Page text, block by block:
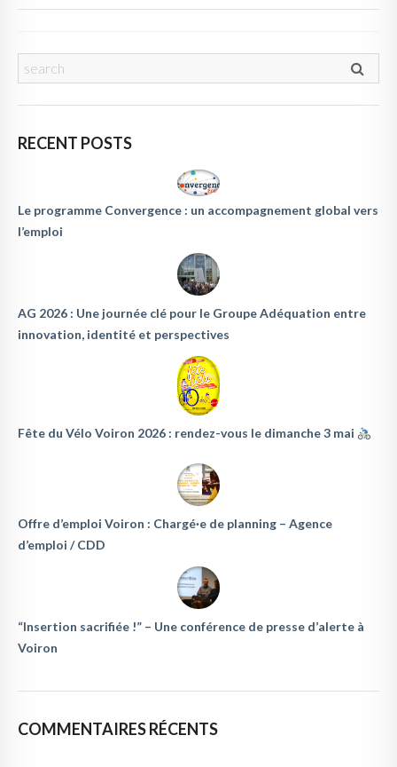
RECENT POSTS
Le programme Convergence : un accompagnement global vers
l’emploi
AG 2026 : Une journée clé pour le Groupe Adéquation entre
innovation, identité et perspectives
Fête du Vélo Voiron 2026 : rendez-vous le dimanche 3 mai
Offre d’emploi Voiron : Chargé·e de planning – Agence
d’emploi / CDD
“Insertion sacrifiée !” – Une conférence de presse d’alerte à
Voiron
COMMENTAIRES RÉCENTS